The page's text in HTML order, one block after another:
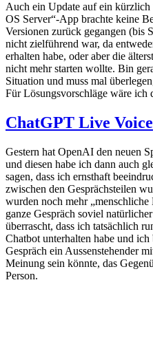
Auch ein Update auf ein
OS Server“-App brachte keine
Versionen zurück gegangen (bis
nicht zielführend war, da
erhalten habe, oder aber die
nicht mehr starten wollte. Bin
Situation und muss mal
Für Lösungsvorschläge wäre ich
ChatGPT Live Voice
Gestern hat OpenAI den neuen
und diesen habe ich dann auch
sagen, dass ich ernsthaft
zwischen den Gesprächsteilen
wurden noch mehr „menschliche
ganze Gespräch soviel
überrascht, dass ich tatsächlich
Chatbot unterhalten habe und
Gespräch ein Aussenstehender
Meinung sein könnte, das
Person.